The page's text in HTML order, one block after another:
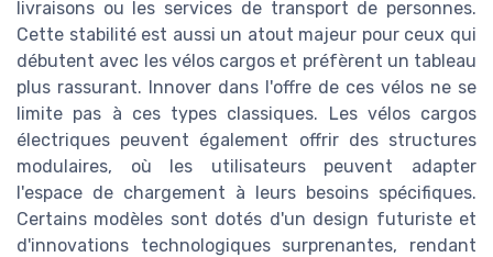
livraisons ou les services de transport de personnes.
Cette stabilité est aussi un atout majeur pour ceux qui
débutent avec les vélos cargos et préfèrent un tableau
plus rassurant. Innover dans l'offre de ces vélos ne se
limite pas à ces types classiques. Les vélos cargos
électriques peuvent également offrir des structures
modulaires, où les utilisateurs peuvent adapter
l'espace de chargement à leurs besoins spécifiques.
Certains modèles sont dotés d'un design futuriste et
d'innovations technologiques surprenantes, rendant